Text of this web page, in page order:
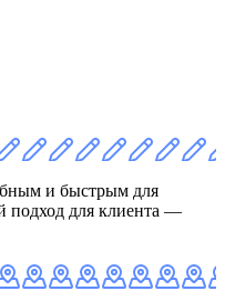
и быстрым для
подход для клиента —